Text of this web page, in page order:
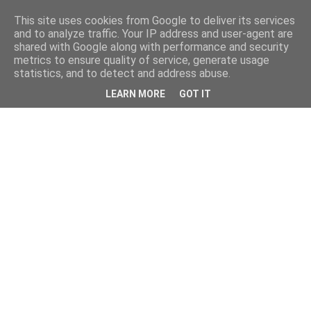
This site uses cookies from Google to deliver its services
and to analyze traffic. Your IP address and user-agent are
shared with Google along with performance and security
metrics to ensure quality of service, generate usage
statistics, and to detect and address abuse.
LEARN MORE GOT IT